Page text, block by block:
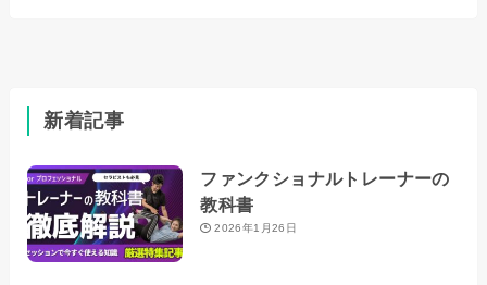
新着記事
ファンクショナルトレーナーの
教科書
2026年1月26日